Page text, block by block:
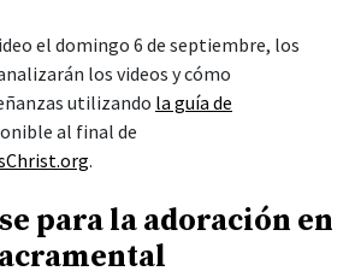
el domingo 6 de septiembre, los
los videos y cómo
utilizando la guía de
al final de
.
para la adoración en